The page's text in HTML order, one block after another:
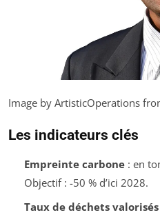
Image by ArtisticOperations
Les indicateurs clés
Empreinte carbone: en
Objectif : -50 % d’ici 2028.
Taux de déchets valorisés